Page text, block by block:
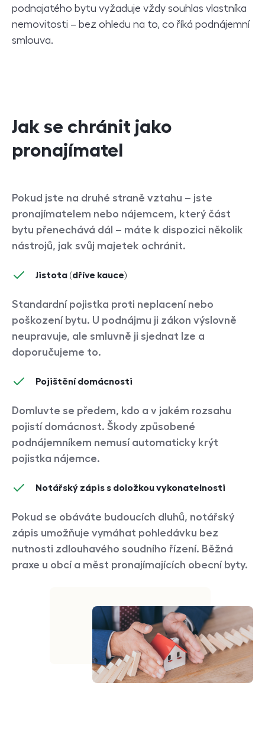
podnajatého bytu vyžaduje vždy souhlas vlastníka
nemovitosti – bez ohledu na to, co říká podnájemní
smlouva.
Jak se chránit jako
pronajímatel
Pokud jste na druhé straně vztahu – jste
pronajímatelem nebo nájemcem, který část
bytu přenechává dál – máte k dispozici několik
nástrojů, jak svůj majetek ochránit.
Jistota (dříve kauce)
Standardní pojistka proti neplacení nebo
poškození bytu. U podnájmu ji zákon výslovně
neupravuje, ale smluvně ji sjednat lze a
doporučujeme to.
Pojištění domácnosti
Domluvte se předem, kdo a v jakém rozsahu
pojistí domácnost. Škody způsobené
podnájemníkem nemusí automaticky krýt
pojistka nájemce.
Notářský zápis s doložkou vykonatelnosti
Pokud se obáváte budoucích dluhů, notářský
zápis umožňuje vymáhat pohledávku bez
nutnosti zdlouhavého soudního řízení. Běžná
praxe u obcí a měst pronajímajících obecní byty.